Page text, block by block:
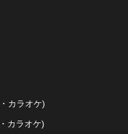
カラオケ)
カラオケ)